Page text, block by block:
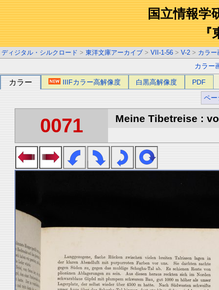
国立情報学
『
ディジタル・シルクロード > 東洋文庫アーカイブ > VII-1-56 > V-2 > カラー
カラー
カラー IIIFカラー高解像度 白黒高解像度 PDF
ペー
0071 Meine Tibetreise :